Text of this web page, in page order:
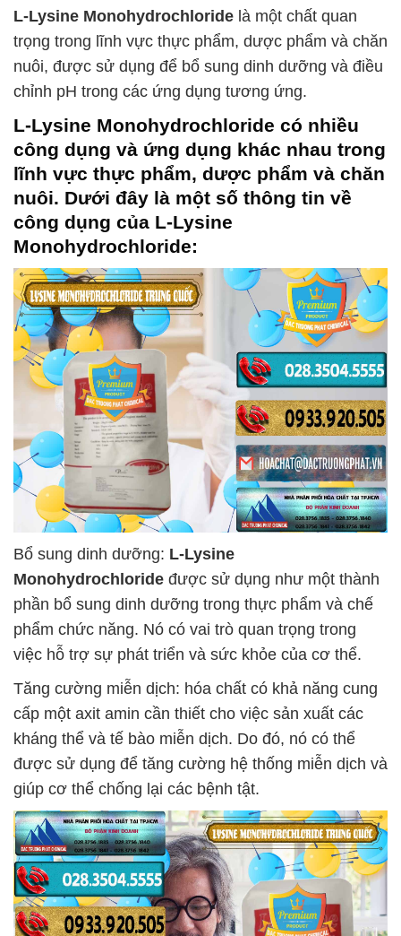
L-Lysine Monohydrochloride là một chất quan
trọng trong lĩnh vực thực phẩm, dược phẩm và chăn
nuôi, được sử dụng để bổ sung dinh dưỡng và điều
chỉnh pH trong các ứng dụng tương ứng.
L-Lysine Monohydrochloride có nhiều
công dụng và ứng dụng khác nhau trong
lĩnh vực thực phẩm, dược phẩm và chăn
nuôi. Dưới đây là một số thông tin về
công dụng của L-Lysine
Monohydrochloride:
Bổ sung dinh dưỡng: L-Lysine
Monohydrochloride được sử dụng như một thành
phần bổ sung dinh dưỡng trong thực phẩm và chế
phẩm chức năng. Nó có vai trò quan trọng trong
việc hỗ trợ sự phát triển và sức khỏe của cơ thể.
Tăng cường miễn dịch: hóa chất có khả năng cung
cấp một axit amin cần thiết cho việc sản xuất các
kháng thể và tế bào miễn dịch. Do đó, nó có thể
được sử dụng để tăng cường hệ thống miễn dịch và
giúp cơ thể chống lại các bệnh tật.